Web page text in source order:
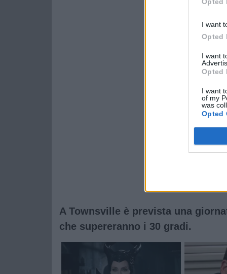
I want
Opted
I want
Opted
I want
of my
was
Opted
A Townsville è prevista una
che supereranno i 30 gradi.